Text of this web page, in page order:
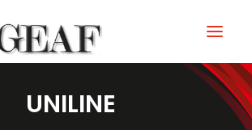
UNILINE